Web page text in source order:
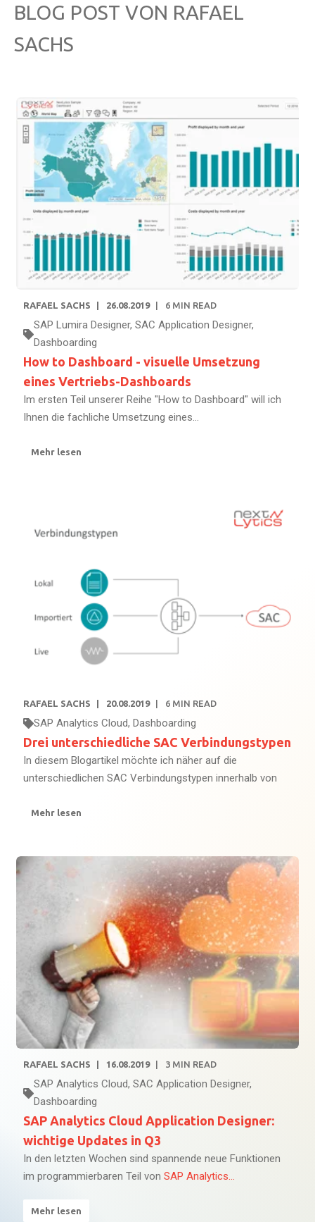
BLOG POST VON RAFAEL
SACHS
RAFAEL SACHS 26.08.2019 6 MIN READ
SAP Lumira Designer, SAC Application Designer,
Dashboarding
How to Dashboard - visuelle Umsetzung
eines Vertriebs-Dashboards
Im ersten Teil unserer Reihe "How to Dashboard" will ich
Ihnen die fachliche Umsetzung eines...
Mehr lesen
RAFAEL SACHS 20.08.2019 6 MIN READ
SAP Analytics Cloud, Dashboarding
Drei unterschiedliche SAC Verbindungstypen
In diesem Blogartikel möchte ich näher auf die
unterschiedlichen SAC Verbindungstypen innerhalb von
Mehr lesen
RAFAEL SACHS 16.08.2019 3 MIN READ
SAP Analytics Cloud, SAC Application Designer,
Dashboarding
SAP Analytics Cloud Application Designer:
wichtige Updates in Q3
In den letzten Wochen sind spannende neue Funktionen
im programmierbaren Teil von SAP Analytics...
Mehr lesen